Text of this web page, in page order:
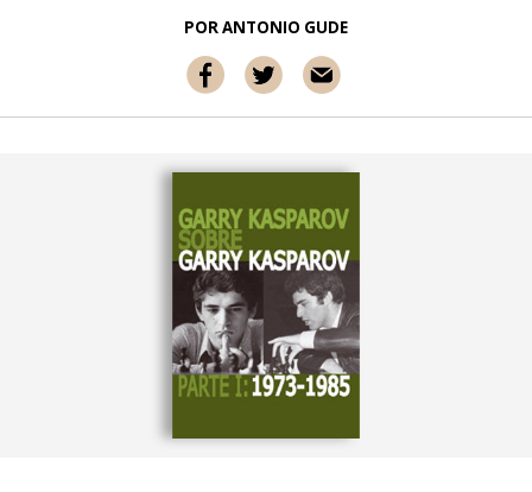
PORANTONIO GUDE